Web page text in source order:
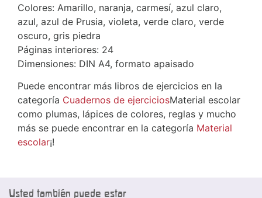
Colores: Amarillo, naranja, carmesí, azul claro,
azul, azul de Prusia, violeta, verde claro, verde
oscuro, gris piedra
Páginas interiores: 24
Dimensiones: DIN A4, formato apaisado
Puede encontrar más libros de ejercicios en la
categoría Cuadernos de ejerciciosMaterial escolar
como plumas, lápices de colores, reglas y mucho
más se puede encontrar en la categoría Material
escolar¡!
Usted también puede estar